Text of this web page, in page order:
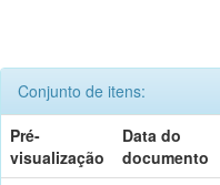
Conjunto de itens:
Pré-
visualização
Data do
documento